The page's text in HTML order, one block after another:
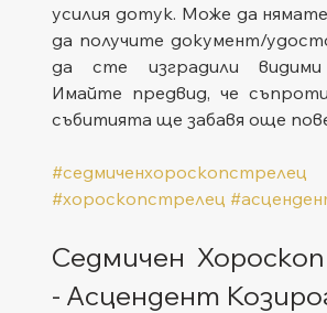
усилия дотук. Може да
да получите документ/
да сте изградили видими
Имайте предвид, че
#седмиченхороскопстрелец
#хороскопстрелец
Седмичен
- Асцендент